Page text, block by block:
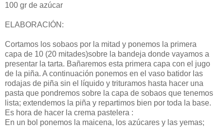
100 gr de azúcar
ELABORACIÓN:
Cortamos los sobaos por la mitad y ponemos la primera
capa de 10 (20 mitades)sobre la bandeja donde vayamos a
presentar la tarta. Bañaremos esta primera capa con el jugo
de la piña. A continuación ponemos en el vaso batidor las
rodajas de piña sin el líquido y trituramos hasta hacer una
pasta que pondremos sobre la capa de sobaos que tenemos
lista; extendemos la piña y repartimos bien por toda la base.
Es hora de hacer la crema pastelera :
En un bol ponemos la maicena, los azúcares y las yemas;